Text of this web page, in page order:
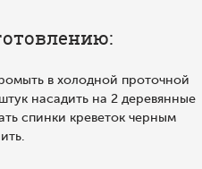
в холодной проточной
насадить на 2 деревянные
спинки креветок черным